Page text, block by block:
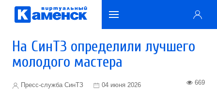
На СинТЗ определили лучшего
молодого мастера
Пресс-служба СинТЗ 04 июня 2026 669